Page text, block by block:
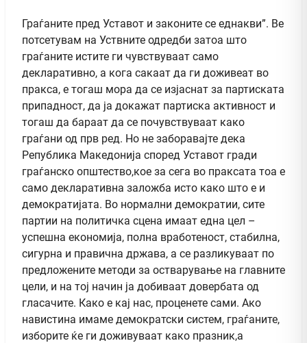
Граѓаните пред Уставот и законите се еднакви”. Ве
потсетувам на Уствните одредби затоа што
граѓаните истите ги чувствуваат само
декларативно, а кога сакаат да ги доживеат во
пракса, е тогаш мора да се изјаснат за партиската
припадност, да ја докажат партиска активност и
тогаш да бараат да се почувствуваат како
граѓани од прв ред. Но не заборавајте дека
Република Македонија според Уставот гради
граѓанско општество,кое за сега во праксата тоа е
само декларативна заложба исто како што е и
демократијата. Во нормални демократии, сите
партии на политичка сцена имаат една цел –
успешна економија, полна вработеност, стабилна,
сигурна и правична држава, а се разликуваат по
предложените методи за остварување на главните
цели, и на тој начин ја добиваат довербата од
гласачите. Како е кај нас, проценете сами. Ако
навистина имаме демократски систем, граѓаните,
изборите ќе ги доживуваат како празник,а